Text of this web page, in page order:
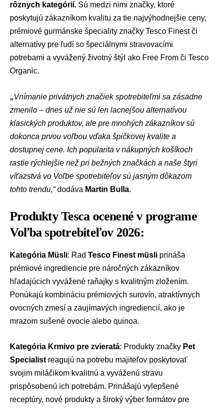
rôznych kategórií. Sú medzi nimi značky, ktoré
poskytujú zákazníkom kvalitu za tie najvýhodnejšie ceny,
prémiové gurmánske špeciality značky Tesco Finest či
alternatívy pre ľudí so špeciálnymi stravovacími
potrebami a vyvážený životný štýl ako Free From či Tesco
Organic.
„Vnímanie privátnych značiek spotrebiteľmi sa zásadne
zmenilo – dnes už nie sú len lacnejšou alternatívou
klasických produktov, ale pre mnohých zákazníkov sú
dokonca prvou voľbou vďaka špičkovej kvalite a
dostupnej cene. Ich popularita v nákupných košíkoch
rastie rýchlejšie než pri bežných značkách a naše štyri
víťazstvá vo Voľbe spotrebiteľov sú jasným dôkazom
tohto trendu,“dodáva Martin Bulla.
Produkty Tesca ocenené v programe
Voľba spotrebiteľov 2026:
Kategória Müsli: Rad Tesco Finest müsli prináša
prémiové ingrediencie pre náročných zákazníkov
hľadajúcich vyvážené raňajky s kvalitným zložením.
Ponúkajú kombináciu prémiových surovín, atraktívnych
ovocných zmesí a zaujímavých ingrediencií, ako je
mrazom sušené ovocie alebo quinoa.
Kategória Krmivo pre zvieratá: Produkty značky Pet
Specialist reagujú na potrebu majiteľov poskytovať
svojim miláčikom kvalitnú a vyváženú stravu
prispôsobenú ich potrebám. Prinášajú vylepšené
receptúry, nové produkty a široký výber formátov pre